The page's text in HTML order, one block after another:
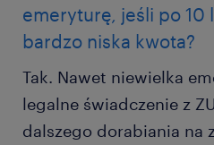
emeryturę, jeśli po 10
bardzo niska kwota?
Tak. Nawet niewielka
legalne świadczenie z
dalszego dorabiania na